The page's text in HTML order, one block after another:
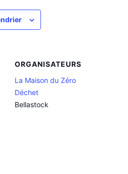
ORGANISATEURS
La Maison du Zéro
Déchet
Bellastock